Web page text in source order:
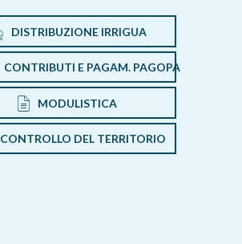
DISTRIBUZIONE IRRIGUA
CONTRIBUTI E PAGAM. PAGOPA
MODULISTICA
CONTROLLO DEL TERRITORIO